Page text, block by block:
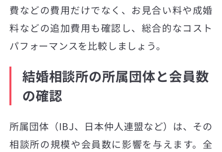
費などの費用だけでなく、お見合い料や成婚
料などの追加費用も確認し、総合的なコスト
パフォーマンスを比較しましょう。
結婚相談所の所属団体と会員数
の確認
所属団体（IBJ、日本仲人連盟など）は、その
相談所の規模や会員数に影響を与えます。全